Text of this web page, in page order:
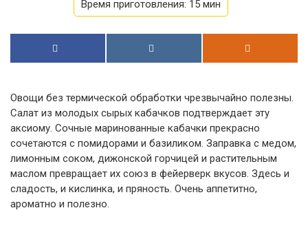
Время приготовления: 15 мин
Овощи без термической обработки чрезвычайно полезны.
Салат из молодых сырых кабачков подтверждает эту
аксиому. Сочные маринованные кабачки прекрасно
сочетаются с помидорами и базиликом. Заправка с медом,
лимонным соком, дижонской горчицей и растительным
маслом превращает их союз в фейерверк вкусов. Здесь и
сладость, и кислинка, и пряность. Очень аппетитно,
ароматно и полезно.